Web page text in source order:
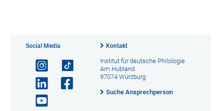
Social Media Kontakt
Institut für deutsche Philologie
Am Hubland
97074 Würzburg
Suche Ansprechperson